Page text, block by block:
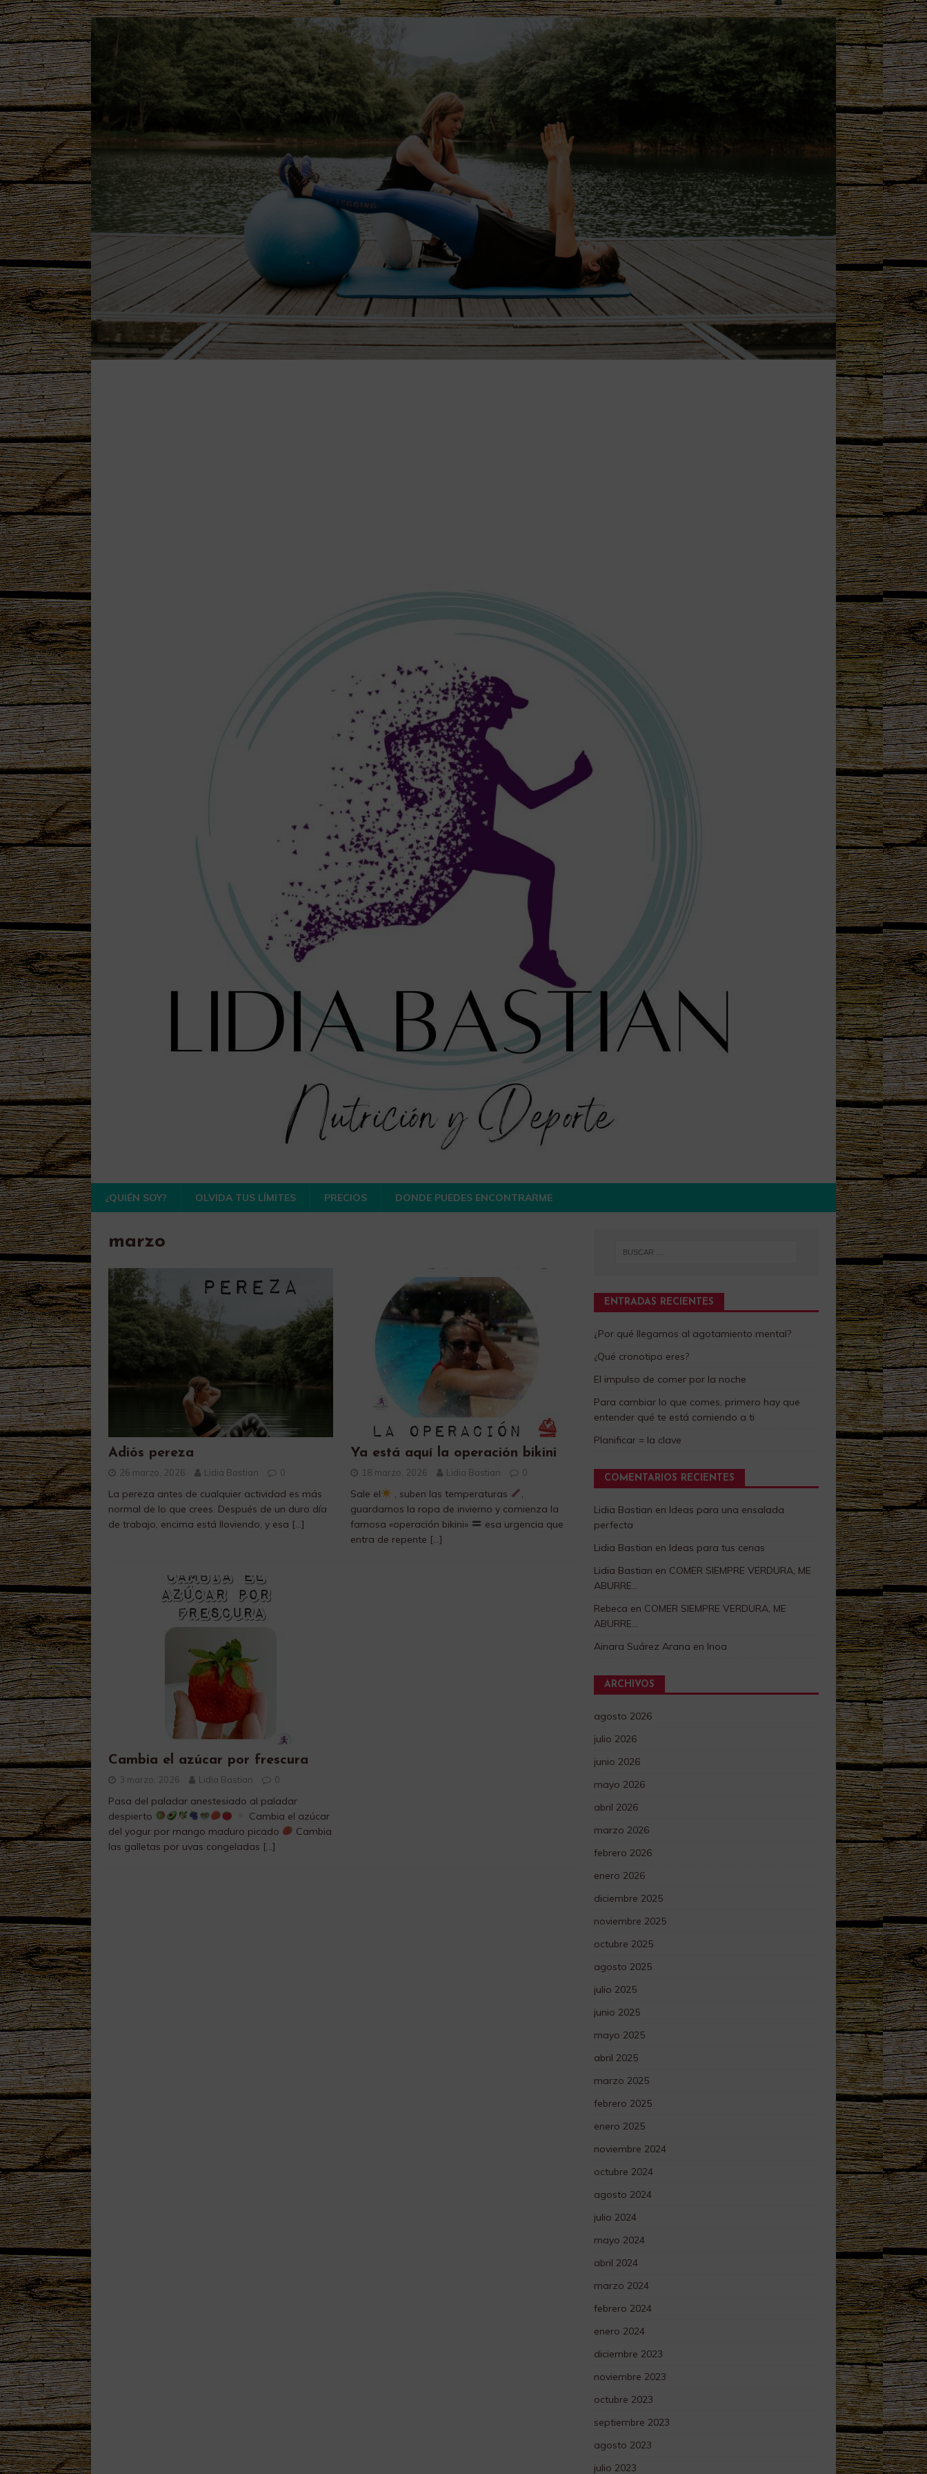
¿QUIÉN SOY? OLVIDA TUS LÍMITES PRECIOS DONDE PUEDES ENCONTRARME
marzo
Adiós pereza
26 marzo, 2026 Lidia Bastian 0
La pereza antes de cualquier actividad es más
normal de lo que crees. Después de un duro día
de trabajo, encima está lloviendo, y esa […]
Ya está aquí la operación bikini
18 marzo, 2026 Lidia Bastian 0
Sale el , suben las temperaturas
,
guardamos la ropa de invierno y comienza la
famosa «operación bikini»
esa urgencia que
entra de repente […]
Cambia el azúcar por frescura
3 marzo, 2026 Lidia Bastian 0
Pasa del paladar anestesiado al paladar
despierto
Cambia el azúcar
del yogur por mango maduro picado
​Cambia
las galletas por uvas congeladas […]
ENTRADAS RECIENTES
¿Por qué llegamos al agotamiento mental?
¿Qué cronotipo eres?
El impulso de comer por la noche
Para cambiar lo que comes, primero hay que
entender qué te está comiendo a ti
Planificar = la clave
COMENTARIOS RECIENTES
Lidia Bastian en Ideas para una ensalada
perfecta
Lidia Bastian en Ideas para tus cenas
Lidia Bastian en COMER SIEMPRE VERDURA, ME
ABURRE…
Rebeca en COMER SIEMPRE VERDURA, ME
ABURRE…
Ainara Suárez Arana en Inoa
ARCHIVOS
agosto 2026
julio 2026
junio 2026
mayo 2026
abril 2026
marzo 2026
febrero 2026
enero 2026
diciembre 2025
noviembre 2025
octubre 2025
agosto 2025
julio 2025
junio 2025
mayo 2025
abril 2025
marzo 2025
febrero 2025
enero 2025
noviembre 2024
octubre 2024
agosto 2024
julio 2024
mayo 2024
abril 2024
marzo 2024
febrero 2024
enero 2024
diciembre 2023
noviembre 2023
octubre 2023
septiembre 2023
agosto 2023
julio 2023